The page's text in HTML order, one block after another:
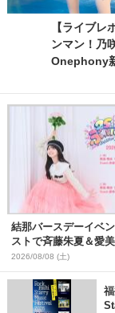
【ライブ
ンマン！乃
Onephony
結那バースデーイベ
ストで斉藤朱夏＆愛
定
2026/08/08 (土)